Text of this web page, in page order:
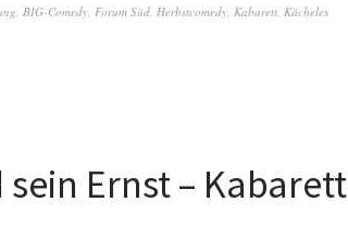
BIG-Comedy Forum Süd Herbstcomedy Kabarett Kächeles
Ernst – Kabarett